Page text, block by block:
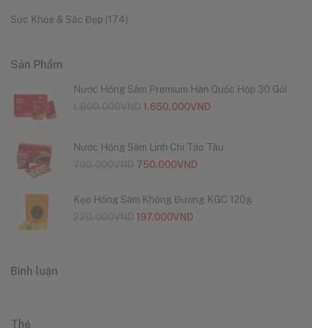
Sức Khỏe & Sắc Đẹp (174)
Sản Phẩm
Nước Hồng Sâm Premium Hàn Quốc Hộp 30 Gói
1.650.000VND
Nước Hồng Sâm Linh Chi Táo Tàu
750.000VND
Kẹo Hồng Sâm Không Đường KGC 120g
197.000VND
Bình luận
Thẻ